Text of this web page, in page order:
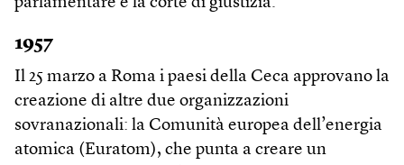
parlamentare e la corte di giustizia.
1957
Il 25 marzo a Roma i paesi della Ceca approvano la
creazione di altre due organizzazioni
sovranazionali: la Comunità europea dell’energia
atomica (Euratom), che punta a creare un